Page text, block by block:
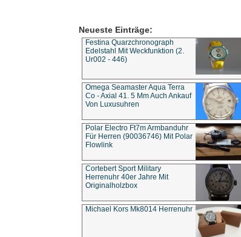
Neueste Einträge:
Festina Quarzchronograph
Edelstahl Mit Weckfunktion (2.
Ur002 - 446)
Omega Seamaster Aqua Terra
Co - Axial 41. 5 Mm Auch Ankauf
Von Luxusuhren
Polar Electro Ft7m Armbanduhr
Für Herren (90036746) Mit Polar
Flowlink
Cortebert Sport Military
Herrenuhr 40er Jahre Mit
Originalholzbox
Michael Kors Mk8014 Herrenuhr